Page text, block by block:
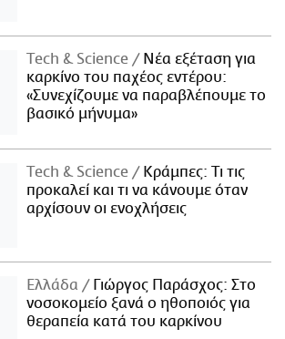
Τech & Science
Νέα εξέταση για
καρκίνο του παχέος εντέρου:
«Συνεχίζουμε να παραβλέπουμε το
βασικό μήνυμα»
Τech & Science
Κράμπες: Τι τις
προκαλεί και τι να κάνουμε όταν
αρχίσουν οι ενοχλήσεις
Ελλάδα
Γιώργος Παράσχος: Στο
νοσοκομείο ξανά ο ηθοποιός για
θεραπεία κατά του καρκίνου